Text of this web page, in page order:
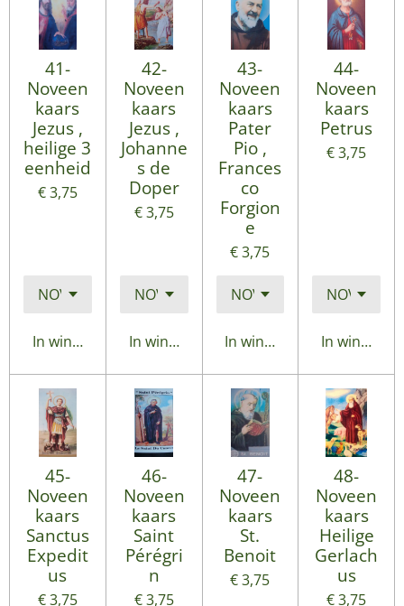
41-
Noveen
kaars
Jezus ,
heilige 3
eenheid
€ 3,75
In winkelwagen
42-
Noveen
kaars
Jezus ,
Johanne
s de
Doper
€ 3,75
In winkelwagen
43-
Noveen
kaars
Pater
Pio ,
Frances
co
Forgion
e
€ 3,75
In winkelwagen
44-
Noveen
kaars
Petrus
€ 3,75
In
45-
Noveen
kaars
Sanctus
Expedit
us
€ 3,75
46-
Noveen
kaars
Saint
Pérégri
n
€ 3,75
47-
Noveen
kaars
St.
Benoit
€ 3,75
48-
Noveen
kaars
Heilige
Gerlach
us
€ 3,75